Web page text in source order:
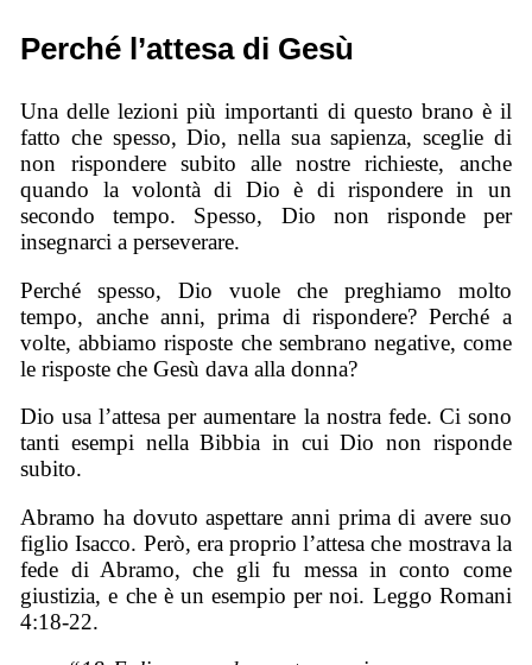
Perché l’attesa di Gesù
Una delle lezioni più importanti di questo brano è il
fatto che spesso, Dio, nella sua sapienza, sceglie di
non rispondere subito alle nostre richieste, anche
quando la volontà di Dio è di rispondere in un
secondo tempo. Spesso, Dio non risponde per
insegnarci a perseverare.
Perché spesso, Dio vuole che preghiamo molto
tempo, anche anni, prima di rispondere? Perché a
volte, abbiamo risposte che sembrano negative, come
le risposte che Gesù dava alla donna?
Dio usa l’attesa per aumentare la nostra fede. Ci sono
tanti esempi nella Bibbia in cui Dio non risponde
subito.
Abramo ha dovuto aspettare anni prima di avere suo
figlio Isacco. Però, era proprio l’attesa che mostrava la
fede di Abramo, che gli fu messa in conto come
giustizia, e che è un esempio per noi. Leggo Romani
4:18-22.